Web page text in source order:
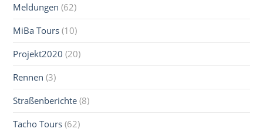
Meldungen (62)
MiBa Tours (10)
Projekt2020 (20)
Rennen (3)
Straßenberichte (8)
Tacho Tours (62)